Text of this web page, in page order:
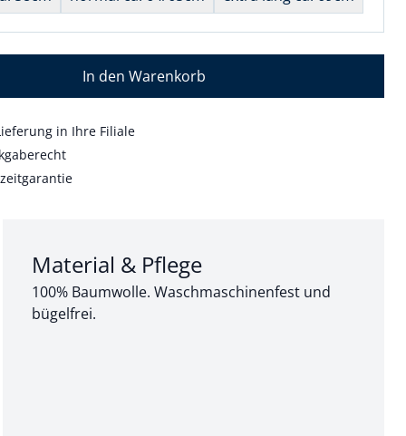
In den Warenkorb
in Ihre Filiale
Abschnitt 3 von 3:
Material & Pflege
100% Baumwolle. Waschmaschinenfest und
bügelfrei.